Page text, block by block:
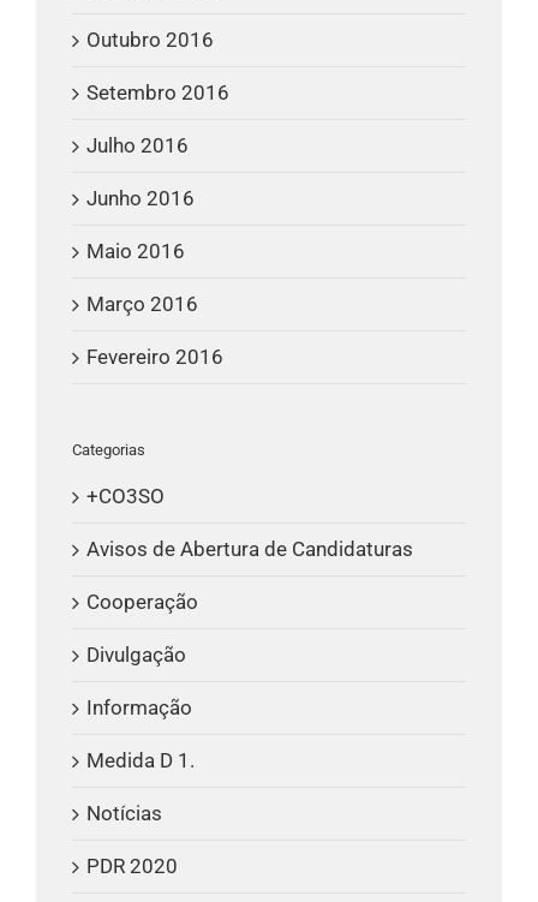
Outubro 2016
Setembro 2016
Julho 2016
Junho 2016
Maio 2016
Março 2016
Fevereiro 2016
Categorias
+CO3SO
Avisos de Abertura de Candidaturas
Cooperação
Divulgação
Informação
Medida D 1.
Notícias
PDR 2020